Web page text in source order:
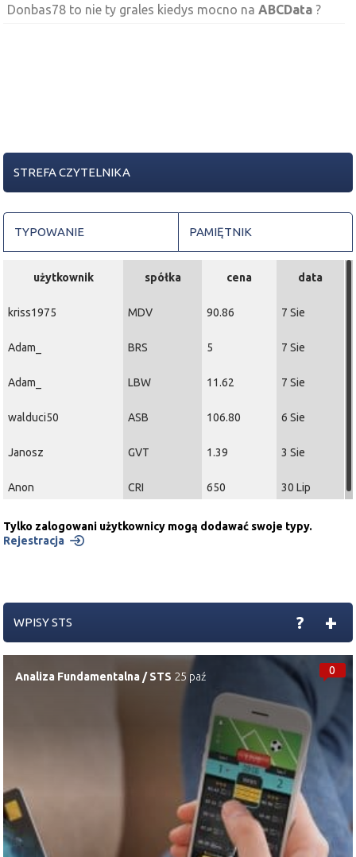
Donbas78 to nie ty grales kiedys mocno naABCData ?
STREFA CZYTELNIKA
TYPOWANIE PAMIĘTNIK
użytkownik spółka cena data
kriss1975 MDV 90.86 7 Sie
Adam_ BRS 5 7 Sie
Adam_ LBW 11.62 7 Sie
walduci50 ASB 106.80 6 Sie
Janosz GVT 1.39 3 Sie
Anon CRI 650 30 Lip
Tylko zalogowani użytkownicy mogą dodawać swoje typy.
Rejestracja
WPISY STS +
?
0
Analiza Fundamentalna /STS 25 paź